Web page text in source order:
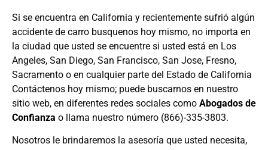
Si se encuentra en California y recientemente sufrió algún
accidente de carro busquenos hoy mismo, no importa en
la ciudad que usted se encuentre si usted está en Los
Angeles, San Diego, San Francisco, San Jose, Fresno,
Sacramento o en cualquier parte del Estado de California
Contáctenos hoy mismo; puede buscarnos en nuestro
sitio web, en diferentes redes sociales como Abogados de
Confianza o llama nuestro número (866)-335-3803.
Nosotros le brindaremos la asesoría que usted necesita,